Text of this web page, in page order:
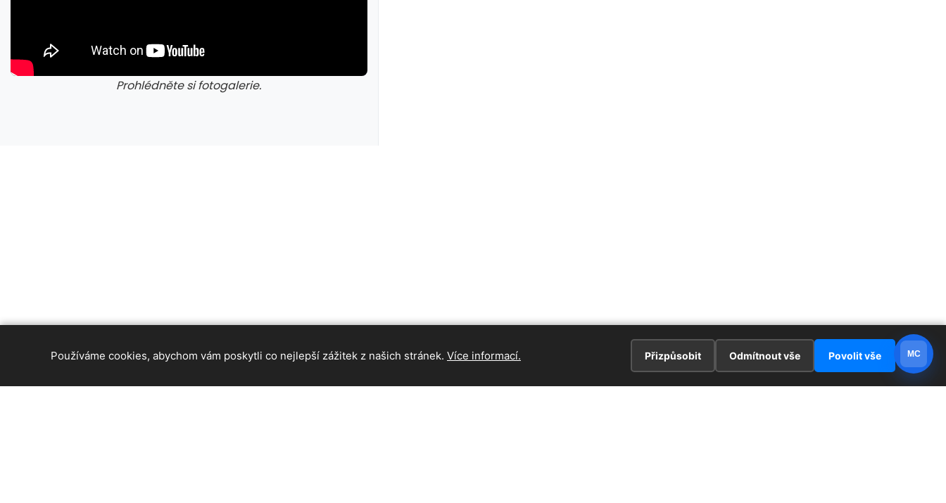
Prohlédněte si fotogalerie.
galerie: cviky
Používáme cookies, abychom vám poskytli co nejlepší zážitek z našich stránek. Více informací. Přizpůsobit Odmítnout vše Povolit vše MC